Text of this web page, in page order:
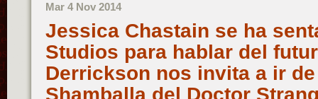
Mar 4 Nov 2014
Jessica Chastain se ha
Studios para hablar del
Derrickson nos invita a ir
Shamballa del Doctor